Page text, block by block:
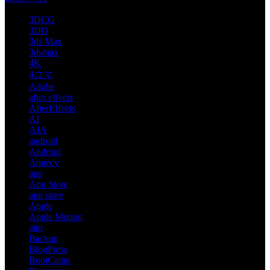
3DCG
3DO
3ds Max
3dsmax
4K
4コマ
Adobe
after effects
AfterEffects
AI
AJA
android
Android
Annecy
app
App Store
app store
Apple
Apple Motion
atto
Backup
BlogPress
BootCamp